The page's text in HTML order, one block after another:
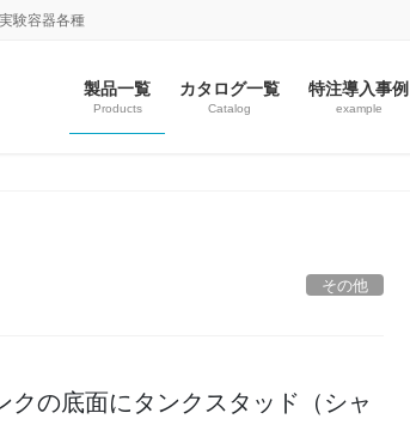
験容器各種
製品一覧
Products
カタログ一覧
Catalog
特注導入事例
example
その他
クの底面にタンクスタッド（シャ